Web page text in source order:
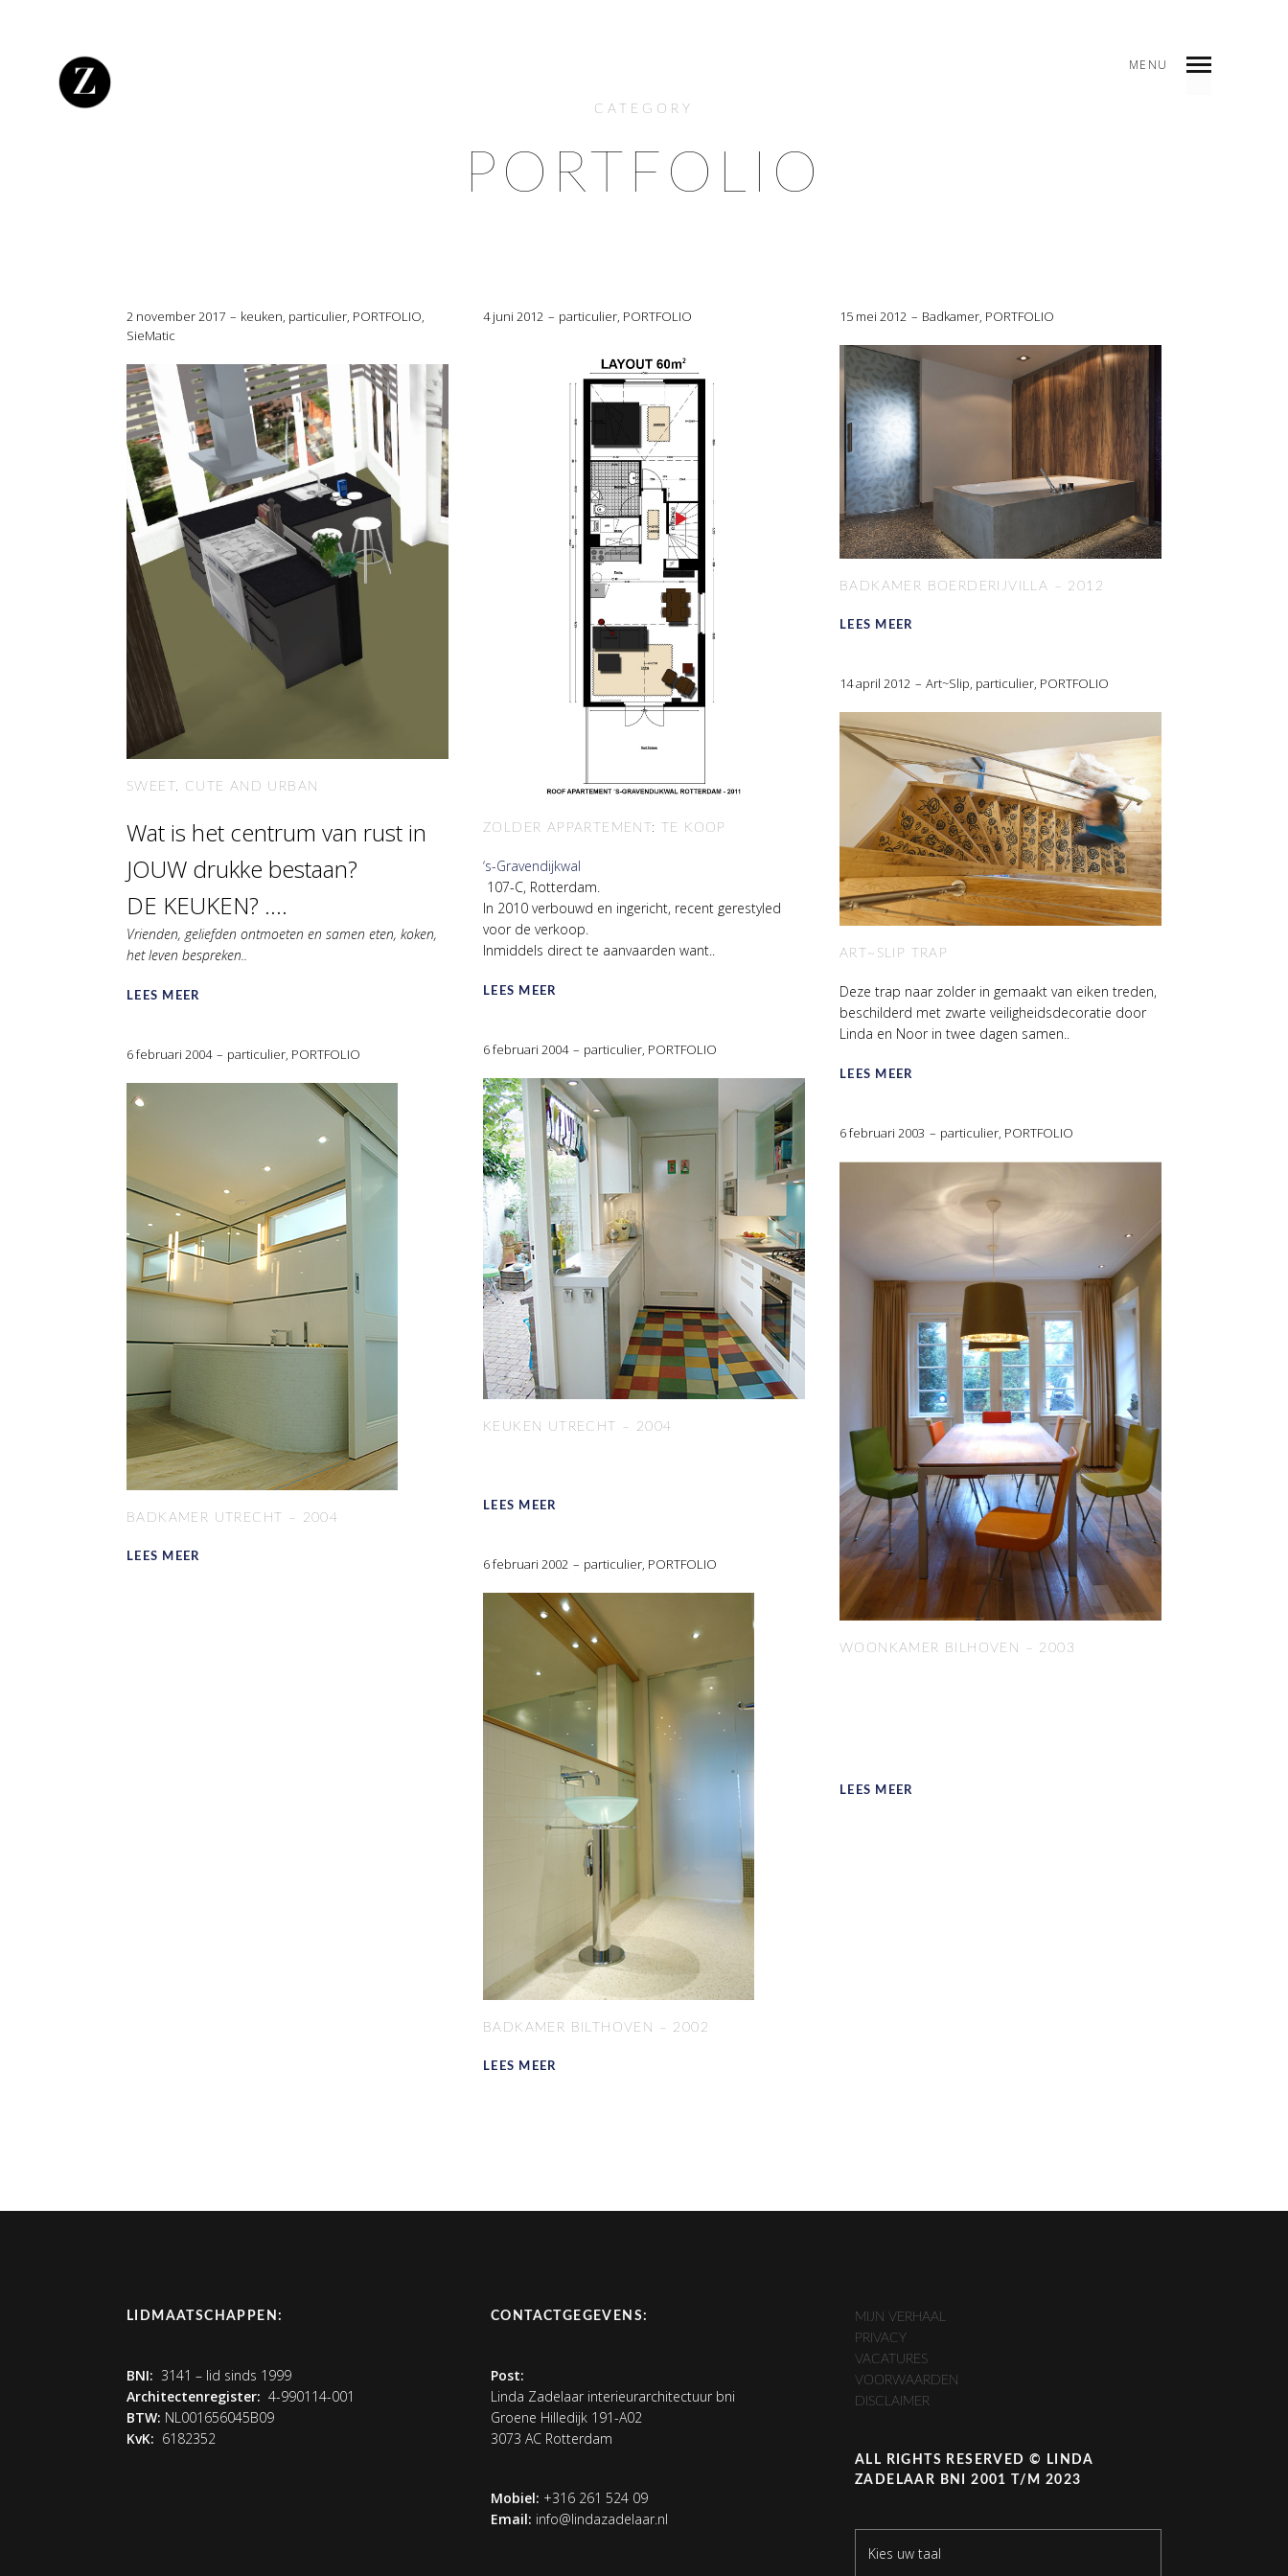
MENU
CATEGORY
PORTFOLIO
2 november 2017 keuken, particulier, PORTFOLIO,
SieMatic
SWEET, CUTE AND URBAN
Wat is het centrum van rust in
JOUW drukke bestaan?
DE KEUKEN? ….
Vrienden, geliefden ontmoeten en samen eten, koken,
het leven bespreken..
LEES MEER
4 juni 2012 particulier, PORTFOLIO
ZOLDER APPARTEMENT: TE KOOP
‘s-Gravendijkwal
107-C, Rotterdam.
In 2010 verbouwd en ingericht, recent gerestyled
voor de verkoop.
Inmiddels direct te aanvaarden want..
LEES MEER
15 mei 2012 Badkamer, PORTFOLIO
BADKAMER BOERDERIJVILLA – 2012
LEES MEER
14 april 2012 Art~Slip, particulier, PORTFOLIO
ART~SLIP TRAP
Deze trap naar zolder in gemaakt van eiken treden,
beschilderd met zwarte veiligheidsdecoratie door
Linda en Noor in twee dagen samen..
LEES MEER
6 februari 2004 particulier, PORTFOLIO
KEUKEN UTRECHT – 2004
LEES MEER
6 februari 2004 particulier, PORTFOLIO
BADKAMER UTRECHT – 2004
LEES MEER
6 februari 2003 particulier, PORTFOLIO
WOONKAMER BILHOVEN – 2003
LEES MEER
6 februari 2002 particulier, PORTFOLIO
BADKAMER BILTHOVEN – 2002
LEES MEER
LIDMAATSCHAPPEN:
BNI: 3141 – lid sinds 1999
Architectenregister: 4-990114-001
BTW: NL001656045B09
KvK: 6182352
CONTACTGEGEVENS:
Post:
Linda Zadelaar interieurarchitectuur bni
Groene Hilledijk 191-A02
3073 AC Rotterdam
Mobiel: +316 261 524 09
Email: info@lindazadelaar.nl
MIJN VERHAAL
PRIVACY
VACATURES
VOORWAARDEN
DISCLAIMER
ALL RIGHTS RESERVED © LINDA
ZADELAAR BNI 2001 T/M 2023